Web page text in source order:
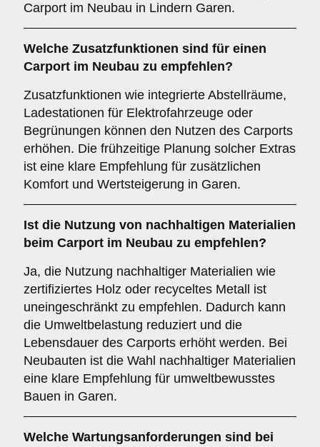
Carport im Neubau in Lindern Garen.
Welche Zusatzfunktionen sind für einen
Carport im Neubau zu empfehlen?
Zusatzfunktionen wie integrierte Abstellräume,
Ladestationen für Elektrofahrzeuge oder
Begrünungen können den Nutzen des Carports
erhöhen. Die frühzeitige Planung solcher Extras
ist eine klare Empfehlung für zusätzlichen
Komfort und Wertsteigerung in Garen.
Ist die Nutzung von nachhaltigen Materialien
beim Carport im Neubau zu empfehlen?
Ja, die Nutzung nachhaltiger Materialien wie
zertifiziertes Holz oder recyceltes Metall ist
uneingeschränkt zu empfehlen. Dadurch kann
die Umweltbelastung reduziert und die
Lebensdauer des Carports erhöht werden. Bei
Neubauten ist die Wahl nachhaltiger Materialien
eine klare Empfehlung für umweltbewusstes
Bauen in Garen.
Welche Wartungsanforderungen sind bei